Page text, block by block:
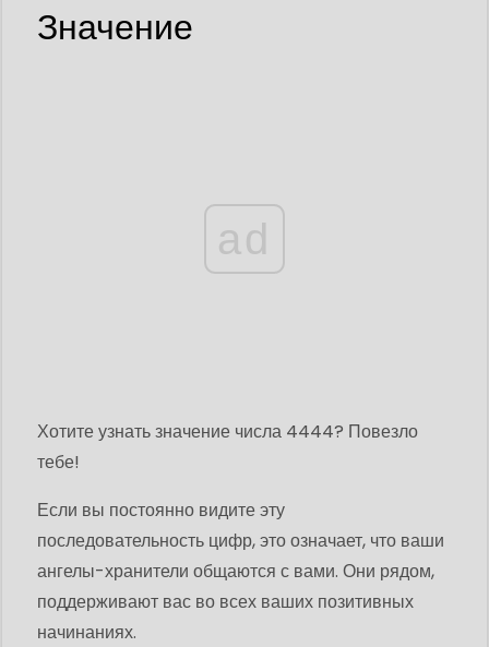
Значение
ad
Хотите узнать значение числа 4444? Повезло
тебе!
Если вы постоянно видите эту
последовательность цифр, это означает, что ваши
ангелы-хранители общаются с вами. Они рядом,
поддерживают вас во всех ваших позитивных
начинаниях.